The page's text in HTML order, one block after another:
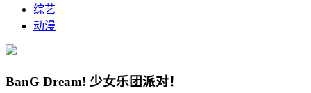
综艺
动漫
BanG Dream! 少女乐团派对！